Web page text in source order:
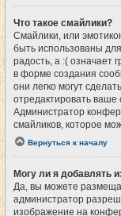
Что такое смайлики?
Смайлики, или
быть использованы
радость, а :( означает
в форме создания
они легко могут
отредактировать
Администратор
смайликов, которое
Вернуться к началу
Могу ли я добавлять
Да, вы можете
администратор
изображение на